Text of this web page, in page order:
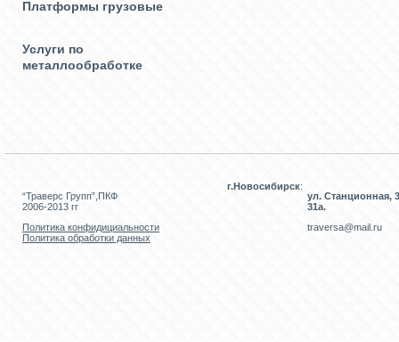
Платформы грузовые
Услуги по
металлообработке
“Траверс Групп”,ПКФ
2006-2013 гг
Политика конфидициальности
Политика обработки данных
г.Новосибирск:
ул. Станционная,
31а.
traversa@mail.ru